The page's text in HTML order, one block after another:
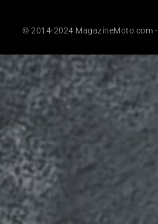
© 2014-2024 MagazineMoto.com -